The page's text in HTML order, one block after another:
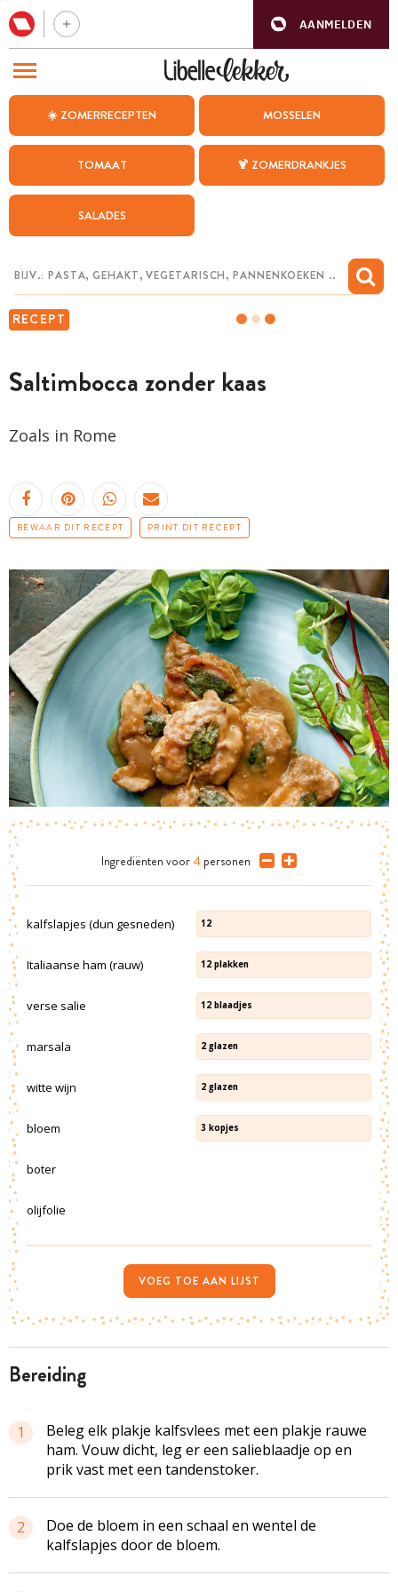
AANMELDEN
☀️ ZOMERRECEPTEN MOSSELEN
TOMAAT 🍹 ZOMERDRANKJES
SALADES
RECEPT
Saltimbocca zonder kaas
Zoals in Rome
BEWAAR DIT RECEPT PRINT DIT RECEPT
bereiding
1
Beleg elk plakje kalfsvlees met een plakje rauwe
ham. Vouw dicht, leg er een salieblaadje op en
prik vast met een tandenstoker.
2
Doe de bloem in een schaal en wentel de
kalfslapjes door de bloem.
Ingrediënten voor 4 personen
kalfslapjes (dun gesneden) 12
Italiaanse ham (rauw) 12 plakken
verse salie 12 blaadjes
marsala 2 glazen
witte wijn 2 glazen
bloem 3 kopjes
boter
olijfolie
VOEG TOE AAN LIJST
BEZOEK ONZE ANDERE WEBSITES
WEEKMENU
CHAT MET MAIA
MIJN BEWAARDE RECEPTEN